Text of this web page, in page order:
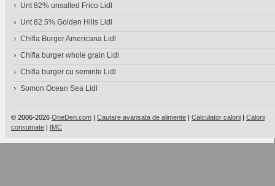
Unt 82% unsalted Frico Lidl
Unt 82.5% Golden Hills Lidl
Chifla Burger Americana Lidl
Chifla burger whole grain Lidl
Chifla burger cu seminte Lidl
Somon Ocean Sea Lidl
© 2006-2026 OneDen.com | Cautare avansata de alimente | Calculator calorii | Calorii
consumate | IMC